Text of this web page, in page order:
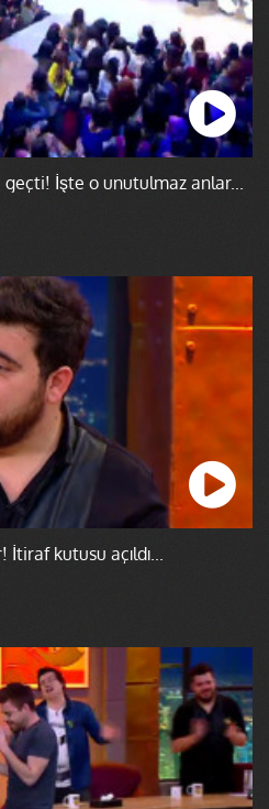
İşte o unutulmaz anlar...
kutusu açıldı...